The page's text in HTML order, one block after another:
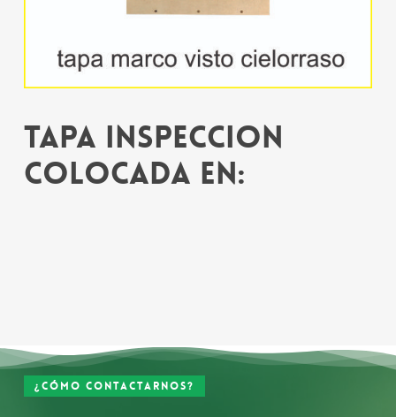
Tapa inspeccion
colocada en:
¿Cómo contactarnos?